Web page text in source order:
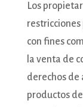
Los
con fines
la venta de
derechos de
productos